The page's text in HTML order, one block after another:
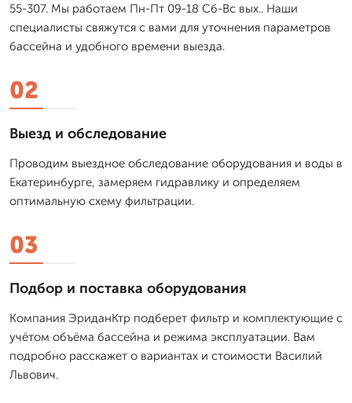
55-307. Мы работаем Пн-Пт 09-18 Сб-Вс вых.. Наши
специалисты свяжутся с вами для уточнения параметров
бассейна и удобного времени выезда.
02
Выезд и обследование
Проводим выездное обследование оборудования и воды в
Екатеринбурге, замеряем гидравлику и определяем
оптимальную схему фильтрации.
03
Подбор и поставка оборудования
Компания ЭриданКтр подберет фильтр и комплектующие с
учётом объёма бассейна и режима эксплуатации. Вам
подробно расскажет о вариантах и стоимости Василий
Львович.